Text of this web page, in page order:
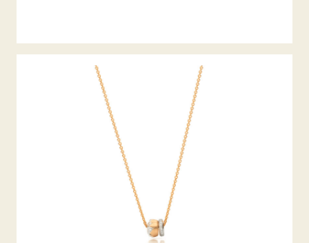
DIAMANTCOLLIER ALPEN